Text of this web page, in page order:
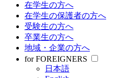
在学生の方へ
在学生の保護者の方へ
受験生の方へ
卒業生の方へ
地域・企業の方へ
for FOREIGNERS
日本語